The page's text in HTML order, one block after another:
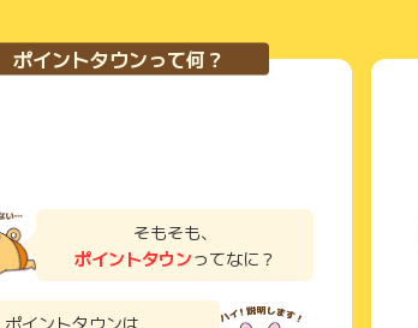
ポイントタウンって何？
そもそも、
ポイントタウンってなに？
ポイントタウンは